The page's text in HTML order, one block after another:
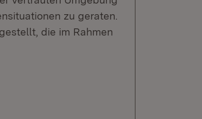
zu geraten.
die im Rahmen